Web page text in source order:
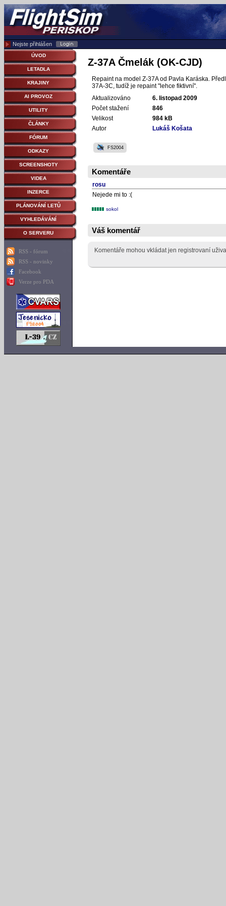
Nejste přihlášen
ÚVOD
LETADLA
KRAJINY
AI PROVOZ
UTILITY
ČLÁNKY
FÓRUM
ODKAZY
SCREENSHOTY
VIDEA
INZERCE
PLÁNOVÁNÍ LETŮ
VYHLEDÁVÁNÍ
O SERVERU
RSS - fórum
RSS - novinky
Facebook
Verze pro PDA
Z-37A Čmelák (OK-CJD)
Repaint na model Z-37A od Pavla Karáska.
37A-3C, tudíž je repaint "lehce fiktivní".
Aktualizováno
6. listopad 2009
Počet stažení
846
Velikost
984 kB
Autor
Lukáš Košata
FS2004
Komentáře
rosu
Nejede mi to :(
sokol
Váš komentář
Komentáře mohou vkládat jen registrovaní